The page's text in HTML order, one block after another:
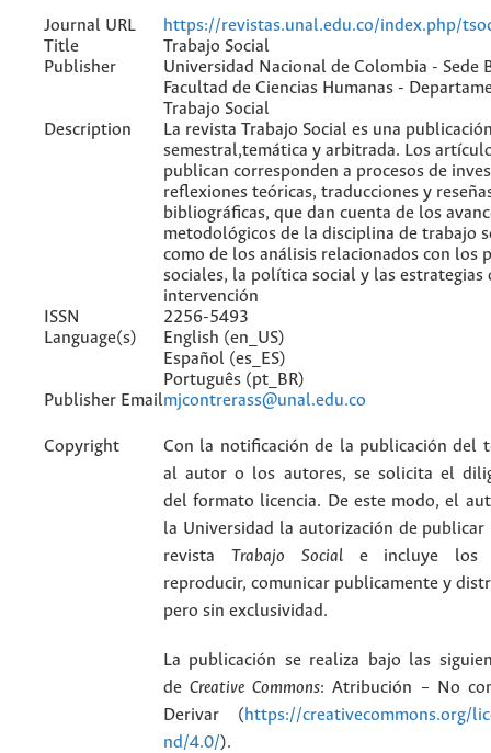
Journal URL
https://revistas.unal.edu.co/index.php/
Title
Trabajo Social
Publisher
Universidad Nacional de Colombia - Sede
Facultad de Ciencias Humanas -
Trabajo Social
Description
La revista Trabajo Social es una
semestral,temática y arbitrada. Los
publican corresponden a procesos de
reflexiones teóricas, traducciones y
bibliográficas, que dan cuenta de los
metodológicos de la disciplina de trabajo
como de los análisis relacionados con los
sociales, la política social y las estrategias
intervención
ISSN
2256-5493
Language(s)
English (en_US)
Español (es_ES)
Português (pt_BR)
Publisher Emailmjcontrerass@unal.edu.co
Copyright
Con la notificación de la publicación del
al autor o los autores, se solicita el
del formato licencia. De este modo, el
la Universidad la autorización de
revista Trabajo Social e incluye los
reproducir, comunicar publicamente y
pero sin exclusividad.
La publicación se realiza bajo las
deCreative Commons: Atribución – No
Derivar (https://creativecommons.org/
nd/4.0/).